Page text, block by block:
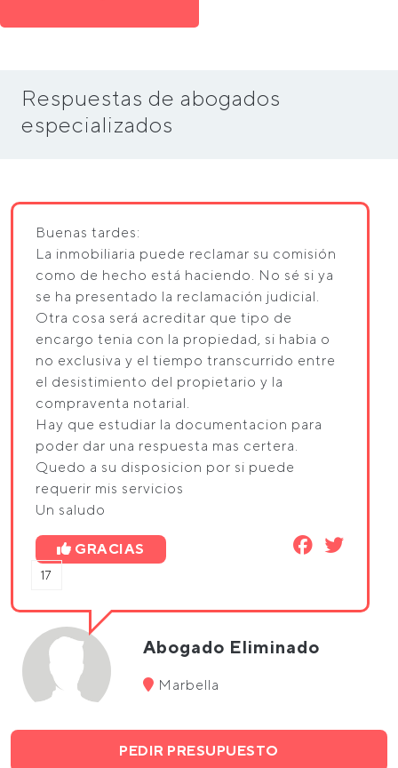
Respuestas de abogados
especializados
Buenas tardes:
La inmobiliaria puede reclamar su comisión
como de hecho está haciendo. No sé si ya
se ha presentado la reclamación judicial.
Otra cosa será acreditar que tipo de
encargo tenia con la propiedad, si habia o
no exclusiva y el tiempo transcurrido entre
el desistimiento del propietario y la
compraventa notarial.
Hay que estudiar la documentacion para
poder dar una respuesta mas certera.
Quedo a su disposicion por si puede
requerir mis servicios
Un saludo
GRACIAS
17
Abogado Eliminado
Marbella
PEDIR PRESUPUESTO